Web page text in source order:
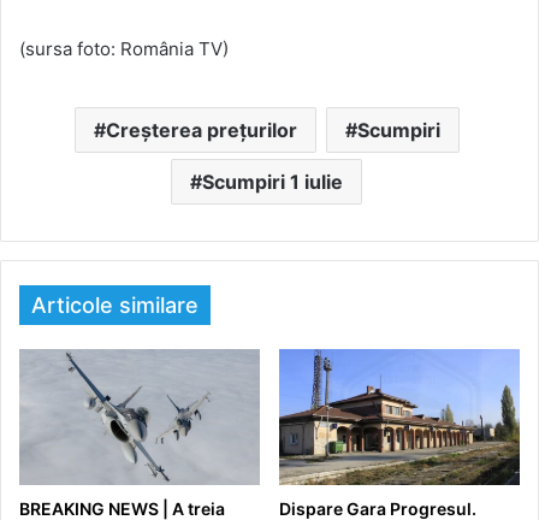
(sursa foto: România TV)
Creșterea prețurilor Scumpiri
Scumpiri 1 iulie
Articole similare
BREAKING NEWS | A treia
Dispare Gara Progresul.